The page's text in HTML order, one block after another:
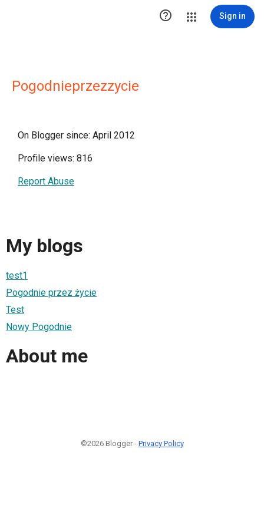
 Sign in
Pogodnieprzezzycie
On Blogger since: April 2012
Profile views: 816
Report Abuse
My blogs
test1
Pogodnie przez życie
Test
Nowy Pogodnie
About me
©2026 Blogger - Privacy Policy